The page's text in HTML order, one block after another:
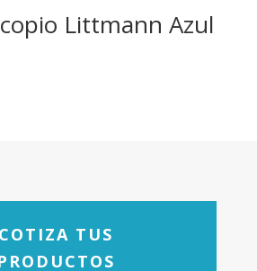
Littmann Azul
COTIZA TUS